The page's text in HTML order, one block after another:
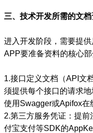
三、技术开发所需的文
进入开发阶段，需要提
APP要准备资料的核心部
1.接口定义文档（API文
须提供每个接口的请求
使用Swagger或Apifox在
2.第三方服务凭证：提
付宝支付等SDK的